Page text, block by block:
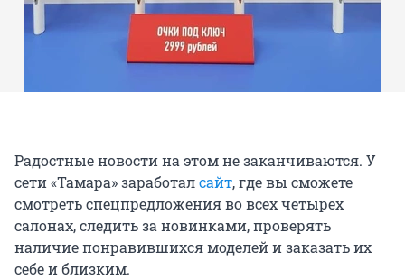
Радостные новости на этом не заканчиваются. У
сети «Тамара» заработалсайт, где вы сможете
смотреть спецпредложения во всех четырех
салонах, следить за новинками, проверять
наличие понравившихся моделей и заказать их
себе и близким.